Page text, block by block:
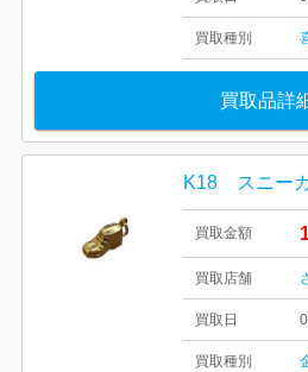
買取種別
買取品詳
K18 スニー
買取金額
買取店舗
買取日
買取種別